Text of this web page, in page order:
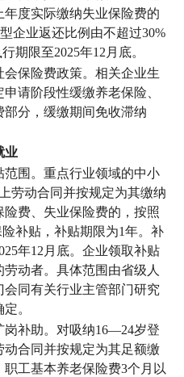
度实际缴纳失业保险费的
企业返还比例由不超过30%
期限至2025年12月底。
保险费政策。 相关企业生
请阶段性缓缴养老保险、
分，缓缴期间免收滞纳
业
围。 重点行业领域的中小
劳动合同并按规定为其缴纳
费、失业保险费的，按照
补贴，补贴期限为1年。补
年12月底。企业领取补贴
动者。具体范围由省级人
同有关行业主管部门研究
。
补助。 对吸纳16—24岁登
合同并按规定为其足额缴
工基本养老保险费3个月以